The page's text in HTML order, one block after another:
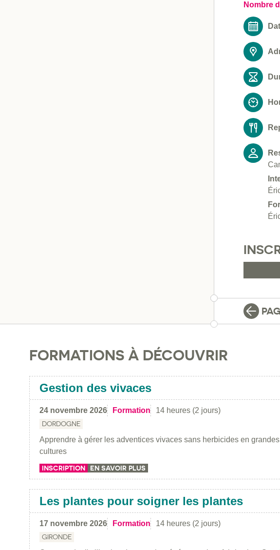
Nombre
FORMATIONS À DÉCOUVRIR
Gestion des vivaces
24 novembre 2026 Formation 14 heures (2 jours)
DORDOGNE
Apprendre à gérer les adventices vivaces sans herbicides en grandes
cultures
INSCRIPTION EN SAVOIR PLUS
Les plantes pour soigner les plantes
17 novembre 2026 Formation 14 heures (2 jours)
GIRONDE